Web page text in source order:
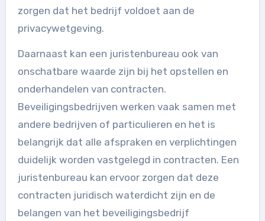
zorgen dat het bedrijf voldoet aan de
privacywetgeving.
Daarnaast kan een juristenbureau ook van
onschatbare waarde zijn bij het opstellen en
onderhandelen van contracten.
Beveiligingsbedrijven werken vaak samen met
andere bedrijven of particulieren en het is
belangrijk dat alle afspraken en verplichtingen
duidelijk worden vastgelegd in contracten. Een
juristenbureau kan ervoor zorgen dat deze
contracten juridisch waterdicht zijn en de
belangen van het beveiligingsbedrijf